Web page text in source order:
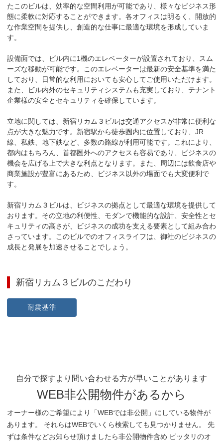
たこのビルは、効率的な空間利用が可能であり、様々なビジネス形
態に柔軟に対応することができます。各オフィスは明るく、開放的
な作業空間を提供し、創造的な仕事に最適な環境を形成していま
す。
設備面では、ビル内に1機のエレベーターが設置されており、スム
ーズな移動が可能です。このエレベーターは最新の安全基準を満た
しており、日常的な利用においても安心してご使用いただけます。
また、ビル内外のセキュリティシステムも充実しており、テナント
企業様の安全とセキュリティを確保しています。
立地に関しては、新宿リカム３ビルは交通アクセスが非常に便利な
点が大きな魅力です。新宿駅から徒歩圏内に位置しており、JR
線、私鉄、地下鉄など、多数の路線が利用可能です。これにより、
都内はもちろん、首都圏外へのアクセスも容易であり、ビジネスの
機会を広げる上で大きな利点となります。また、周辺には飲食店や
商業施設が豊富にあるため、ビジネス以外の場面でも大変便利で
す。
新宿リカム３ビルは、ビジネスの拠点として最適な環境を提供して
おります。その立地の利便性、モダンで機能的な設計、安全性とセ
キュリティの高さが、ビジネスの成功を支える要素として組み合わ
さっています。このビルでのオフィスライフは、御社のビジネスの
成長と発展を加速させることでしょう。
新宿リカム３ビルのこだわり
耐震基準
自分で探すより問い合わせる方が早いことがあります
WEB非公開物件があるから
オーナー様のご希望により「WEBでは非公開」にしている物件が
あります。 それらはWEBでいくら検索しても見つかりません。 先
ずは条件などお知らせ頂けましたら非公開物件含め ピッタリのオ